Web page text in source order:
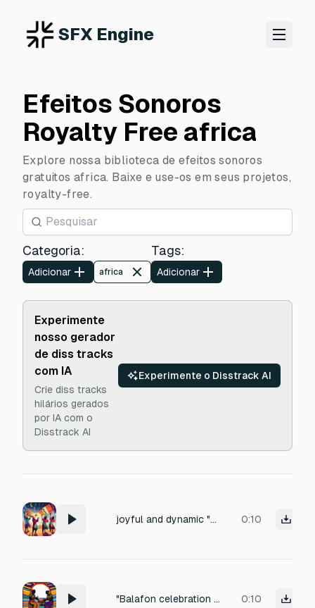
SFX Engine
Efeitos Sonoros
Royalty Free africa
Explore nossa biblioteca de efeitos sonoros
gratuitos africa. Baixe e use-os em seus projetos,
royalty-free.
Categoria:
Adicionar africa
Tags:
Adicionar
Experimente
nosso gerador
de diss tracks
com IA
Crie diss tracks
hilários gerados
por IA com o
Disstrack AI
Experimente o Disstrack AI
joyful and dynamic "Balafon celebration jingle, short cheerful melody, African style". "Djembe hit with kalimba sparkle, achievement unlocked sound" 0:10
"Balafon celebration jingle, short cheerful melody, African style". "Djembe hit with kalimba sparkle, achievement unlocked sound" 0:10